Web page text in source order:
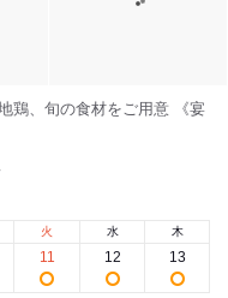
鶏、旬の食材をご用意 《宴
火
11
水
12
木
13